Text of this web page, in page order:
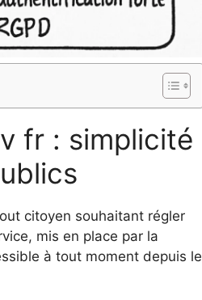
fr : simplicité
citoyen souhaitant régler
mis en place par la
à tout moment depuis le